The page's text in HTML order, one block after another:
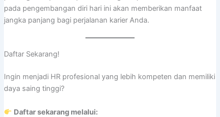
pada pengembangan diri hari ini akan memberikan manfaat
jangka panjang bagi perjalanan karier Anda.
Daftar Sekarang!
Ingin menjadi HR profesional yang lebih kompeten dan memiliki
daya saing tinggi?
Daftar sekarang melalui: